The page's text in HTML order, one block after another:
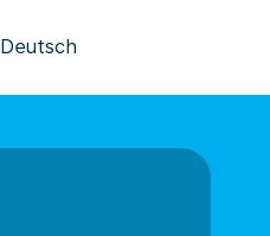
Deutsch